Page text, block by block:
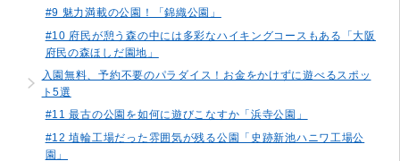
#9 魅力満載の公園！「錦織公園」
#10 府民が憩う森の中には多彩なハイキングコースもある「大阪
府民の森ほしだ園地」
入園無料、予約不要のパラダイス！お金をかけずに遊べるスポッ
ト5選
#11 最古の公園を如何に遊びこなすか「浜寺公園」
#12 埴輪工場だった雰囲気が残る公園「史跡新池ハニワ工場公
園」